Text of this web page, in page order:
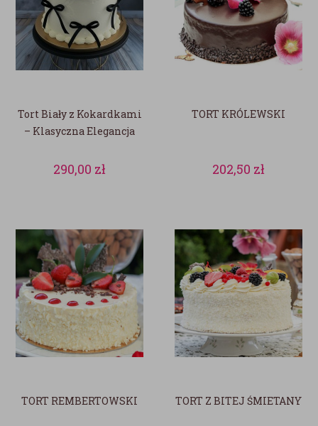
Tort Biały z Kokardkami
– Klasyczna Elegancja
290,00 zł
TORT KRÓLEWSKI
202,50 zł
TORT REMBERTOWSKI TORT Z BITEJ ŚMIETANY